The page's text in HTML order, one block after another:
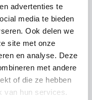
advertenties te
media te bieden
Ook delen we
site met onze
en analyse. Deze
met andere
of die ze hebben
van hun services.
voor mensen
klussen of keuzes
direct een
appartementen zijn
keuken, strak